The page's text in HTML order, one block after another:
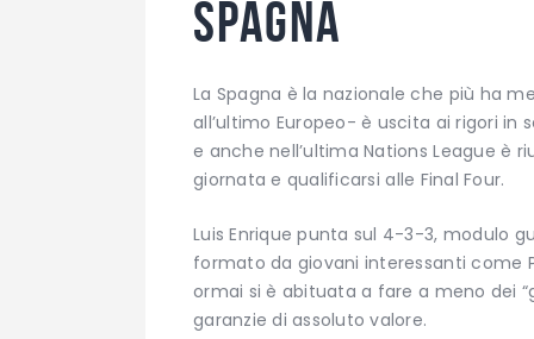
Spagna
La Spagna è la nazionale che più ha
all’ultimo Europeo- è uscita ai rigori
e anche nell’ultima Nations League è
giornata e qualificarsi alle Final Four.
Luis Enrique punta sul 4-3-3, modulo
formato da giovani interessanti come
ormai si è abituata a fare a meno dei
garanzie di assoluto valore.